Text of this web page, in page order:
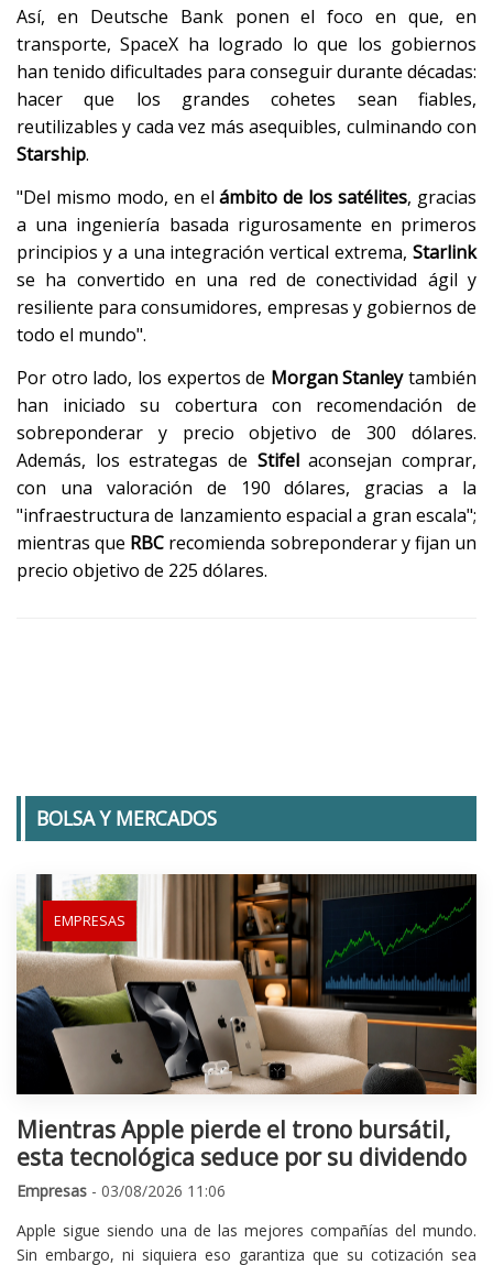
Así, en Deutsche Bank ponen el foco en que, en
transporte, SpaceX ha logrado lo que los gobiernos
han tenido dificultades para conseguir durante décadas:
hacer que los grandes cohetes sean fiables,
reutilizables y cada vez más asequibles, culminando con
Starship.
"Del mismo modo, en elámbito de los satélites, gracias
a una ingeniería basada rigurosamente en primeros
principios y a una integración vertical extrema, Starlink
se ha convertido en una red de conectividad ágil y
resiliente para consumidores, empresas y gobiernos de
todo el mundo".
Por otro lado, los expertos de Morgan Stanleytambién
han iniciado su cobertura con recomendación de
sobreponderar y precio objetivo de 300 dólares.
Además, los estrategas de Stifelaconsejan comprar,
con una valoración de 190 dólares, gracias a la
"infraestructura de lanzamiento espacial a gran escala";
mientras que RBC recomienda sobreponderar y fijan un
precio objetivo de 225 dólares.
BOLSA Y MERCADOS
EMPRESAS
Mientras Apple pierde el trono bursátil,
esta tecnológica seduce por su dividendo
Empresas - 03/08/2026 11:06
Apple sigue siendo una de las mejores compañías del mundo.
Sin embargo, ni siquiera eso garantiza que su cotización sea